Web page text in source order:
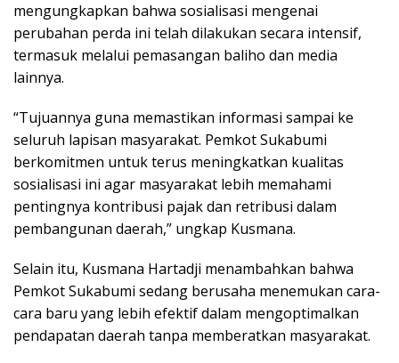
mengungkapkan bahwa sosialisasi mengenai
perubahan perda ini telah dilakukan secara intensif,
termasuk melalui pemasangan baliho dan media
lainnya.
“Tujuannya guna memastikan informasi sampai ke
seluruh lapisan masyarakat. Pemkot Sukabumi
berkomitmen untuk terus meningkatkan kualitas
sosialisasi ini agar masyarakat lebih memahami
pentingnya kontribusi pajak dan retribusi dalam
pembangunan daerah,” ungkap Kusmana.
Selain itu, Kusmana Hartadji menambahkan bahwa
Pemkot Sukabumi sedang berusaha menemukan cara-
cara baru yang lebih efektif dalam mengoptimalkan
pendapatan daerah tanpa memberatkan masyarakat.